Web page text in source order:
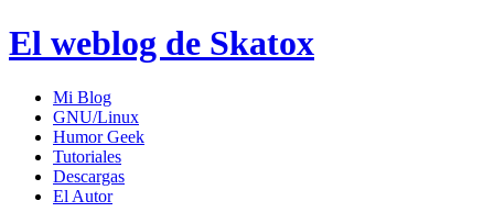
El weblog de Skatox
Mi Blog
GNU/Linux
Humor Geek
Tutoriales
Descargas
El Autor